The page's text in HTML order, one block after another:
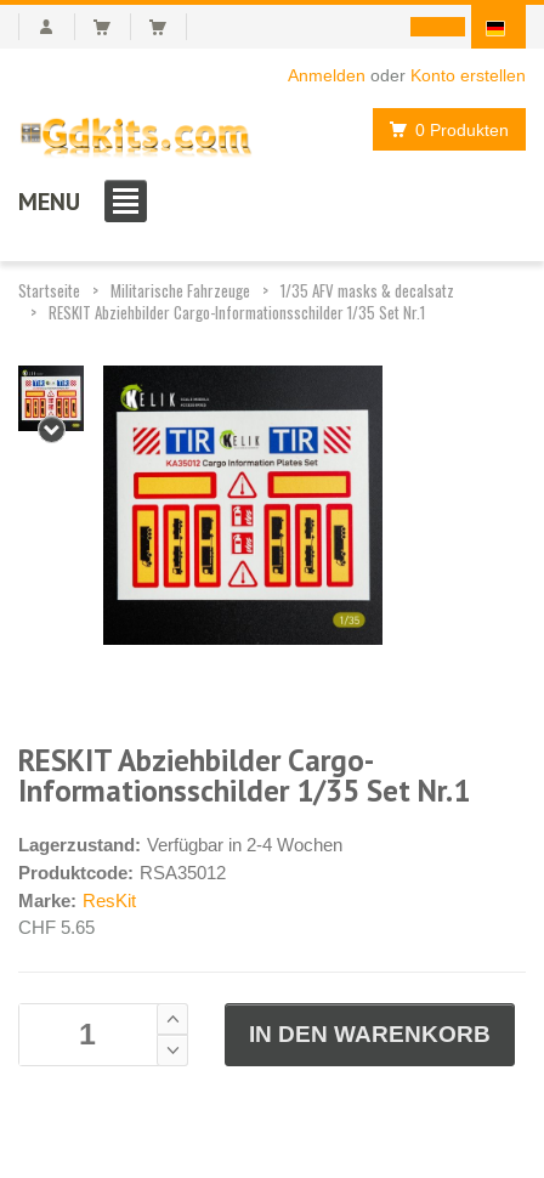
Anmelden oder Konto erstellen
0 Produkten
MENU
Startseite Militarische Fahrzeuge
1/35 AFV masks & decalsatz
RESKIT Abziehbilder Cargo-Informationsschilder 1/35 Set Nr.1
RESKIT Abziehbilder Cargo-
Informationsschilder 1/35 Set Nr.1
Lagerzustand: Verfügbar in 2-4 Wochen
Produktcode: RSA35012
Marke: ResKit
CHF 5.65